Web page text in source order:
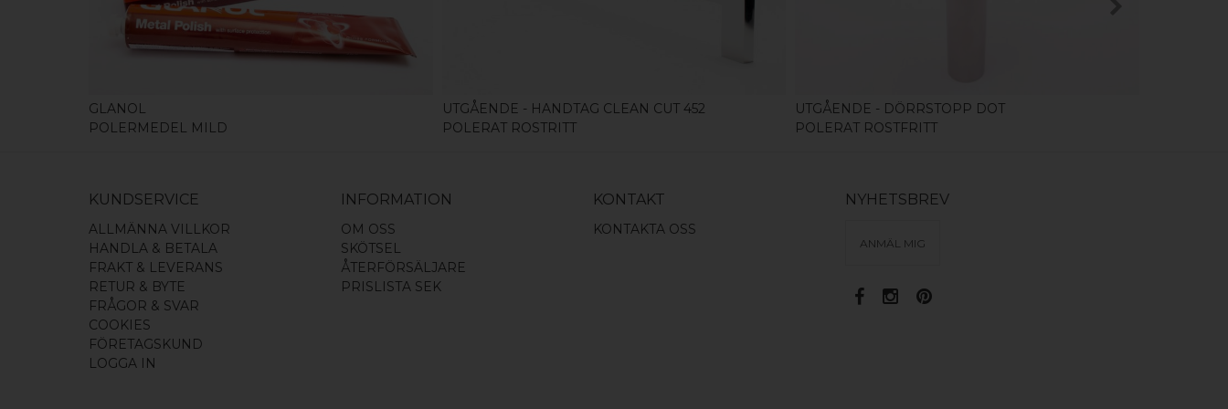
GLANOL
POLERMEDEL MILD
UTGÅENDE - HANDTAG CLEAN CUT 452
POLERAT ROSTRITT
UTGÅENDE - DÖRRSTOPP DOT
POLERAT ROSTFRITT
KUNDSERVICE
ALLMÄNNA VILLKOR
HANDLA & BETALA
FRAKT & LEVERANS
RETUR & BYTE
FRÅGOR & SVAR
COOKIES
FÖRETAGSKUND
LOGGA IN
INFORMATION
OM OSS
SKÖTSEL
ÅTERFÖRSÄLJARE
PRISLISTA SEK
KONTAKT
KONTAKTA OSS
NYHETSBREV
ANMÄL MIG